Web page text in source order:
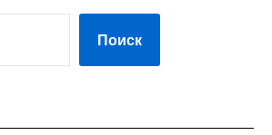
Поиск